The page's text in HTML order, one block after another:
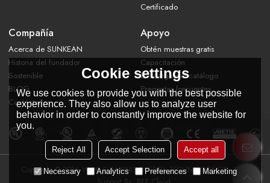
Certificado
Compañía
Acerca de SUNKEAN
Historia del fundador
Sostenible
BLOG
Contáctanos
Apoyo
Obtén muestras gratis
Capacitación
Descarga del catálogo
Preguntas frecuentes
Copyright © 2026WUXI SUN KING ENERGY TECHNOLOGY CO., LTD.
Cookie settings
We use cookies to provide you with the best possible
experience. They also allow us to analyze user
behavior in order to constantly improve the website for
you.
Reject All Accept Selection Accept all
Necessary Analytics Preferences Marketing